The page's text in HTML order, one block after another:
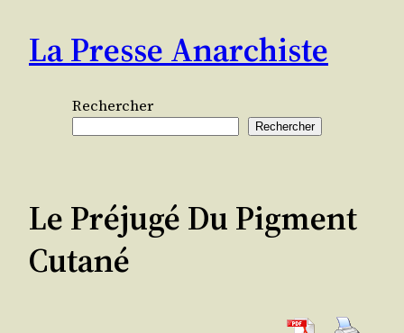
contenu
La Presse Anarchiste
Rechercher
Rechercher
Le Préjugé Du Pigment
Cutané